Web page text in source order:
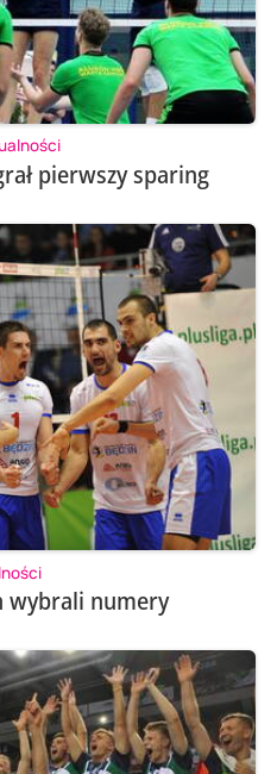
pierwszy sparing
wybrali numery